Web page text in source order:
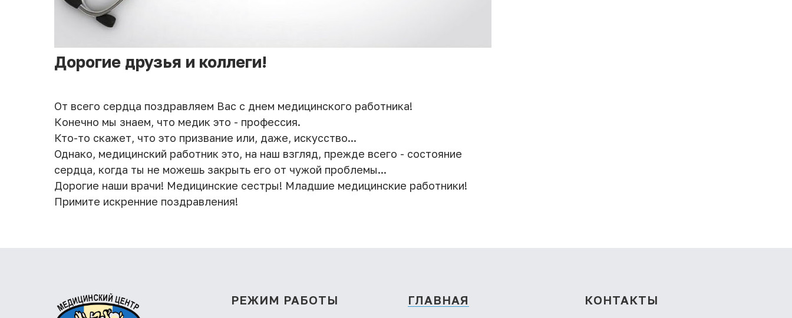
Дорогие друзья и коллеги!
От всего сердца поздравляем Вас с днем медицинского работника!
Конечно мы знаем, что медик это - профессия.
Кто-то скажет, что это призвание или, даже, искусство...
Однако, медицинский работник это, на наш взгляд, прежде всего - состояние
сердца, когда ты не можешь закрыть его от чужой проблемы...
Дорогие наши врачи! Медицинские сестры! Младшие медицинские работники!
Примите искренние поздравления!
РЕЖИМ РАБОТЫ ГЛАВНАЯ КОНТАКТЫ